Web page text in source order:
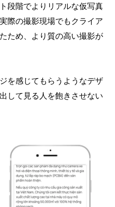
段階でよりリアルな仮写真
際の撮影現場でもクライア
ため、より質の高い撮影が
を感じてもらうようなデザ
して見る人を飽きさせない